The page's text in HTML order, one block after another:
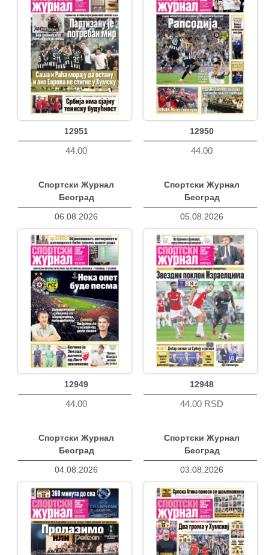
12951
44.00
12950
44.00
Спортски Журнал
Београд
06.08.2026
12949
44.00
Спортски Журнал
Београд
05.08.2026
12948
44.00 RSD
Спортски Журнал
Београд
04.08.2026
Спортски Журнал
Београд
03.08.2026